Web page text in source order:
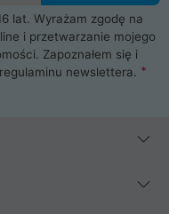
lat. Wyrażam zgodę na
i przetwarzanie mojego
Zapoznałem się i
regulaminu newslettera.